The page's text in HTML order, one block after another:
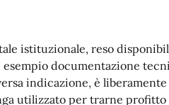
istituzionale, reso
documentazione
indicazione, è
utilizzato per trarne profitto